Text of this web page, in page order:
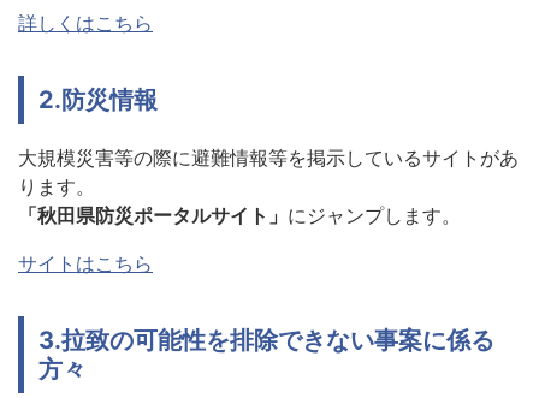
詳しくはこちら
2.防災情報
大規模災害等の際に避難情報等を掲示しているサイトがあ
ります。
「秋田県防災ポータルサイト」 にジャンプします。
サイトはこちら
3.拉致の可能性を排除できない事案に係る
方々